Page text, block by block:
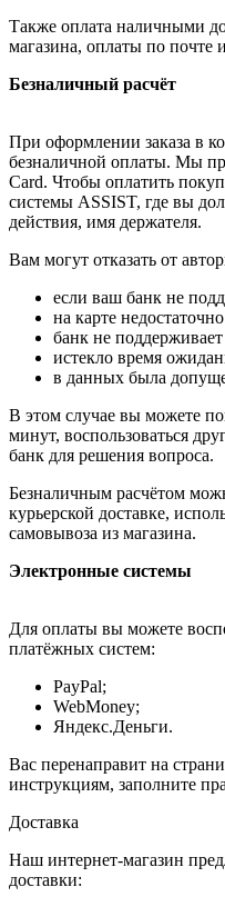
Также оплата наличными
магазина, оплаты по почте
Безналичный расчёт
При оформлении заказа в
безналичной оплаты. Мы
Card. Чтобы оплатить
системы ASSIST, где вы
действия, имя держателя.
Вам могут отказать от
если ваш банк не
на карте
банк не
истекло время
в данных была
В этом случае вы можете
минут, воспользоваться
банк для решения вопроса.
Безналичным расчётом
курьерской доставке,
самовывоза из магазина.
Электронные системы
Для оплаты вы можете
платёжных систем:
PayPal;
WebMoney;
Яндекс.Деньги.
Вас перенаправит на
инструкциям, заполните
Доставка
Наш интернет-магазин
доставки: